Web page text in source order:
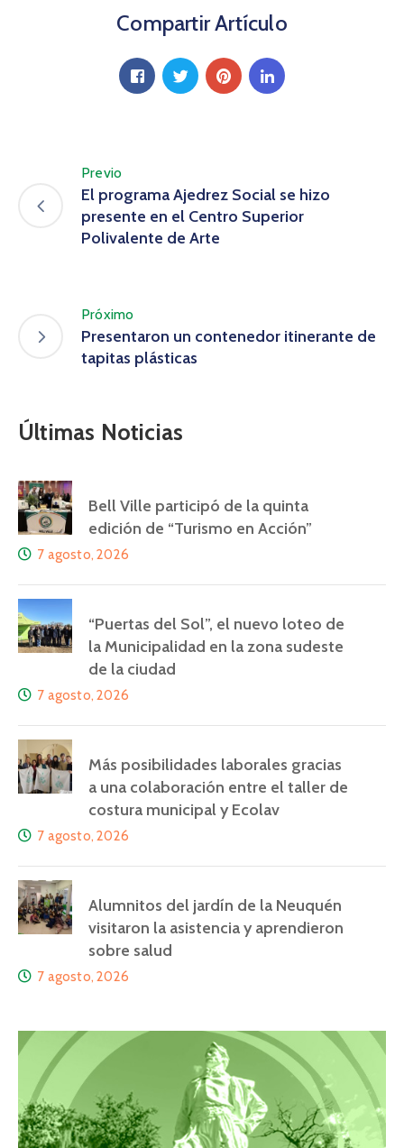
Compartir Artículo
Previo
El programa Ajedrez Social se hizo
presente en el Centro Superior
Polivalente de Arte
Próximo
Presentaron un contenedor itinerante de
tapitas plásticas
Últimas Noticias
Bell Ville participó de la quinta
edición de “Turismo en Acción”
7 agosto, 2026
“Puertas del Sol”, el nuevo loteo de
la Municipalidad en la zona sudeste
de la ciudad
7 agosto, 2026
Más posibilidades laborales gracias
a una colaboración entre el taller de
costura municipal y Ecolav
7 agosto, 2026
Alumnitos del jardín de la Neuquén
visitaron la asistencia y aprendieron
sobre salud
7 agosto, 2026